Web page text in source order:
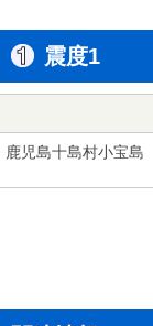
震度1
鹿児島十島村小宝島